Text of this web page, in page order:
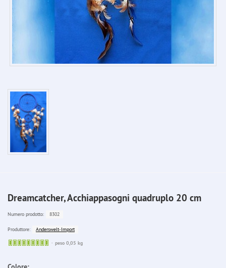
Dreamcatcher, Acchiappasogni quadruplo 20 cm
Numero prodotto: 8302
Produttore:
Anderswelt-Import
Sofort
peso 0,05 kg